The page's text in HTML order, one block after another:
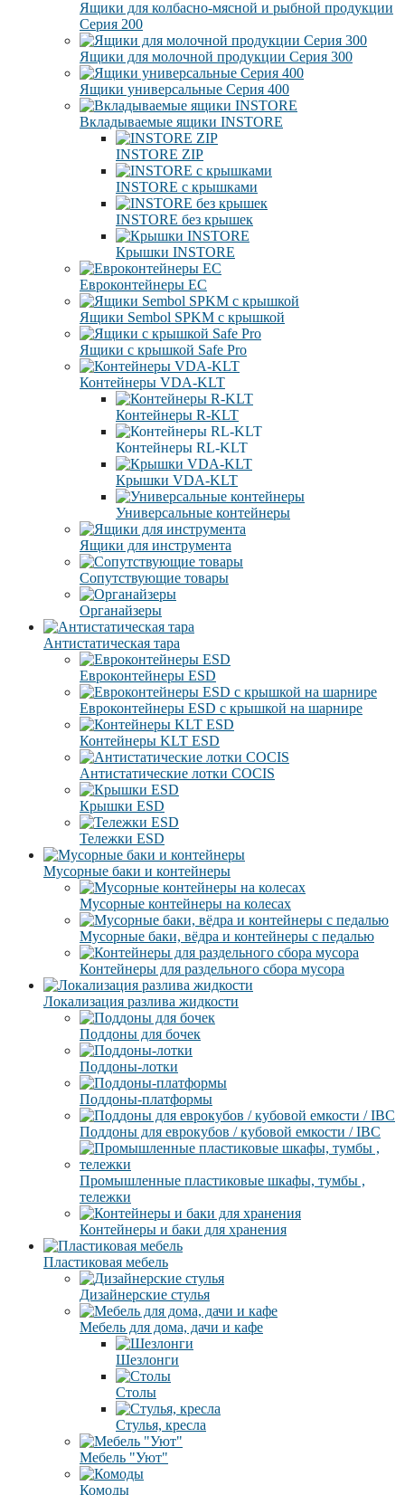
Ящики для колбасно-мясной и рыбной продукции
Серия 200
Ящики для молочной продукции Серия 300
Ящики универсальные Серия 400
Вкладываемые ящики INSTORE
INSTORE ZIP
INSTORE с крышками
INSTORE без крышек
Крышки INSTORE
Евроконтейнеры ЕC
Ящики Sembol SPKM с крышкой
Ящики с крышкой Safe Pro
Контейнеры VDA-KLT
Контейнеры R-KLT
Контейнеры RL-KLT
Крышки VDA-KLT
Универсальные контейнеры
Ящики для инструмента
Сопутствующие товары
Органайзеры
Антистатическая тара
Eвроконтейнеры ЕSD
Евроконтейнеры ESD с крышкой на шарнире
Контейнеры KLT ESD
Антистатические лотки COCIS
Крышки ESD
Тележки ESD
Мусорные баки и контейнеры
Мусорные контейнеры на колесах
Мусорные баки, вёдра и контейнеры с педалью
Контейнеры для раздельного сбора мусора
Локализация разлива жидкости
Поддоны для бочек
Поддоны-лотки
Поддоны-платформы
Поддоны для еврокубов / кубовой емкости / IBC
Промышленные пластиковые шкафы, тумбы ,
тележки
Контейнеры и баки для хранения
Пластиковая мебель
Дизайнерские стулья
Мебель для дома, дачи и кафе
Шезлонги
Столы
Стулья, кресла
Мебель "Уют"
Комоды